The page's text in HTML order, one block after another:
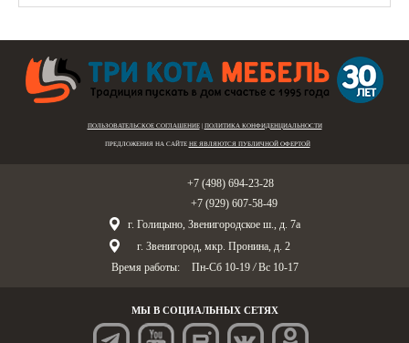
ПОЛЬЗОВАТЕЛЬСКОЕ СОГЛАШЕНИЕ| ПОЛИТИКА КОНФИДЕНЦИАЛЬНОСТИ
ПРЕДЛОЖЕНИЯ НА САЙТЕ НЕ ЯВЛЯЮТСЯ ПУБЛИЧНОЙ ОФЕРТОЙ
+7 (498) 694-23-28
+7 (929) 607-58-49
г. Голицыно, Звенигородское ш., д. 7а
г. Звенигород, мкр. Пронина, д. 2
Время работы:
Пн-Сб 10-19 / Вс 10-17
МЫ В СОЦИАЛЬНЫХ СЕТЯХ